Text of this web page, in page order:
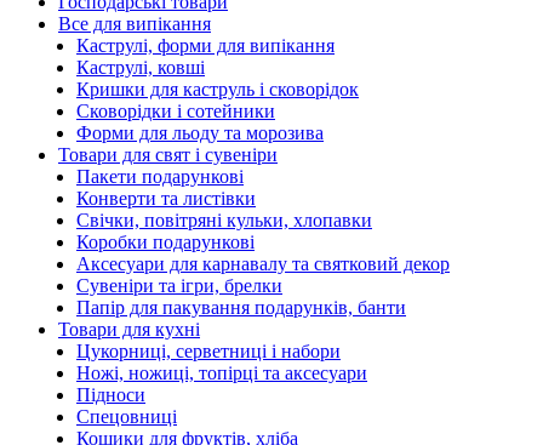
Все для випікання
Каструлі, форми для випікання
Каструлі, ковші
Кришки для каструль і сковорідок
Сковорідки і сотейники
Форми для льоду та морозива
Товари для свят і сувеніри
Пакети подарункові
Конверти та листівки
Свічки, повітряні кульки, хлопавки
Коробки подарункові
Аксесуари для карнавалу та святковий декор
Сувеніри та ігри, брелки
Папір для пакування подарунків, банти
Товари для кухні
Цукорниці, серветниці і набори
Ножі, ножиці, топірці та аксесуари
Підноси
Спецовниці
Кошики для фруктів, хліба